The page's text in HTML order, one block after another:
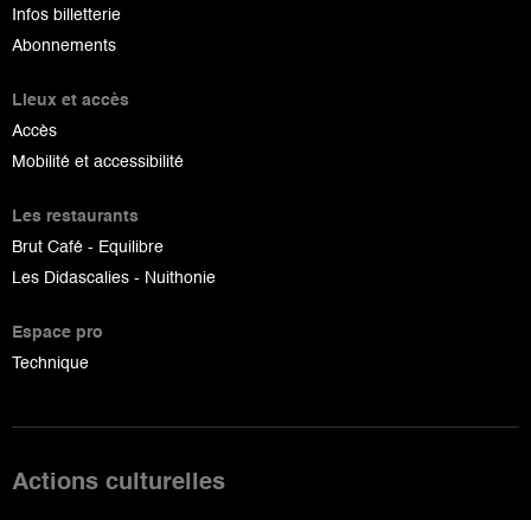
Infos billetterie
Abonnements
Lieux et accès
Accès
Mobilité et accessibilité
Les restaurants
Brut Café - Equilibre
Les Didascalies - Nuithonie
Espace pro
Technique
Actions culturelles